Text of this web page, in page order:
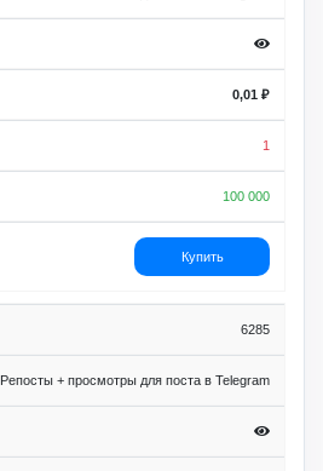
0,01 ₽
1
100 000
Купить
6285
Репосты + просмотры для поста в Telegram